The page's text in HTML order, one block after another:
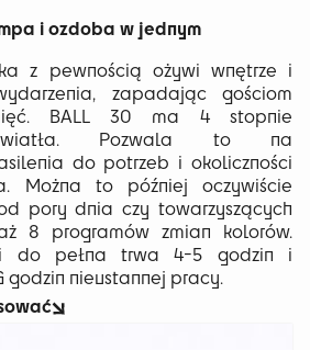
i ozdoba w jednym
z pewnością ożywi wnętrze i
zapadając gościom
BALL 30 ma 4 stopnie
światła. Pozwala to na
do potrzeb i okoliczności
Można to później oczywiście
pory dnia czy towarzyszących
8 programów zmian kolorów.
do pełna trwa 4-5 godzin i
godzin nieustannej pracy.